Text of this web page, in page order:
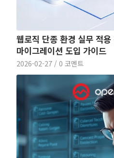
웹로직 단종 환경 실무 적
마이그레이션 도입 가이드
2026-02-27 / 0 코멘트